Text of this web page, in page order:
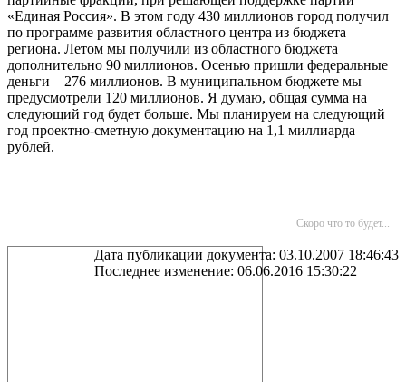
«Единая Россия». В этом году 430 миллионов город получил
по программе развития областного центра из бюджета
региона. Летом мы получили из областного бюджета
дополнительно 90 миллионов. Осенью пришли федеральные
деньги – 276 миллионов. В муниципальном бюджете мы
предусмотрели 120 миллионов. Я думаю, общая сумма на
следующий год будет больше. Мы планируем на следующий
год проектно-сметную документацию на 1,1 миллиарда
рублей.
Скоро что то будет...
Дата публикации документа: 03.10.2007 18:46:43
Последнее изменение: 06.06.2016 15:30:22